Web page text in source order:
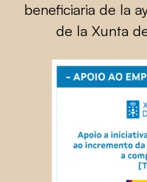
beneficiaria de la
de la Xunta